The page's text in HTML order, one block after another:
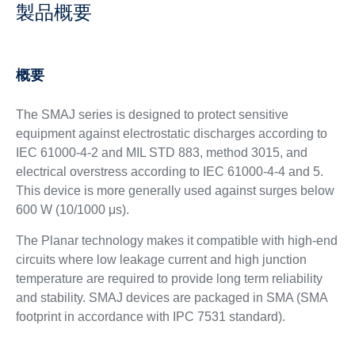
製品概要
概要
The SMAJ series is designed to protect sensitive
equipment against electrostatic discharges according to
IEC 61000-4-2 and MIL STD 883, method 3015, and
electrical overstress according to IEC 61000-4-4 and 5.
This device is more generally used against surges below
600 W (10/1000 μs).
The Planar technology makes it compatible with high-end
circuits where low leakage current and high junction
temperature are required to provide long term reliability
and stability. SMAJ devices are packaged in SMA (SMA
footprint in accordance with IPC 7531 standard).